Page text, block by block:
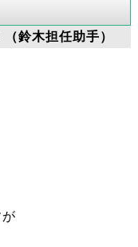
鈴木担任助手）